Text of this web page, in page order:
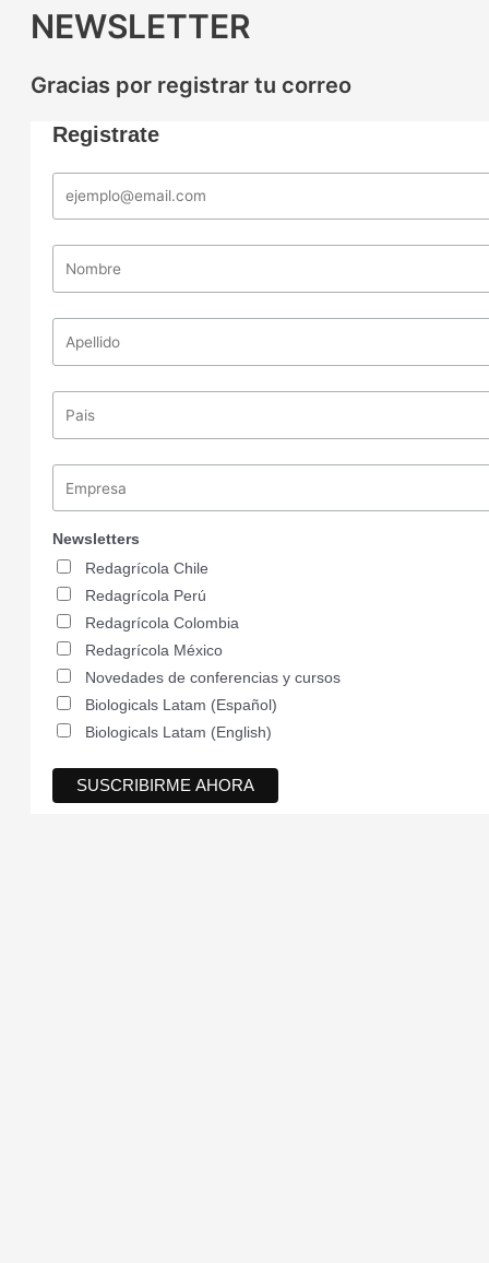
NEWSLETTER
Gracias por registrar tu correo
Registrate
Newsletters
Redagrícola Chile
Redagrícola Perú
Redagrícola Colombia
Redagrícola México
Novedades de conferencias y cursos
Biologicals Latam (Español)
Biologicals Latam (English)